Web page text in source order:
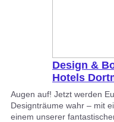
Design &
Hotels
Augen auf! Jetzt werden
Designträume wahr – mit
einem unserer